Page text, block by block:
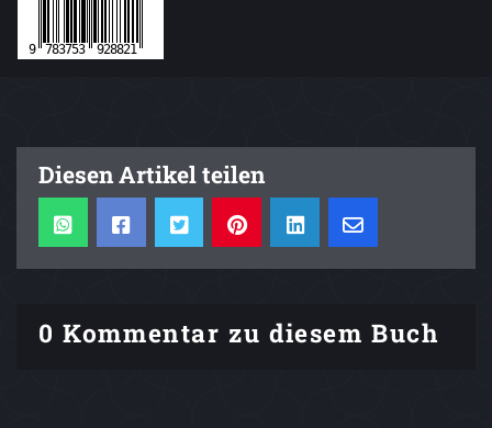
Diesen Artikel teilen
0 Kommentar zu diesem Buch